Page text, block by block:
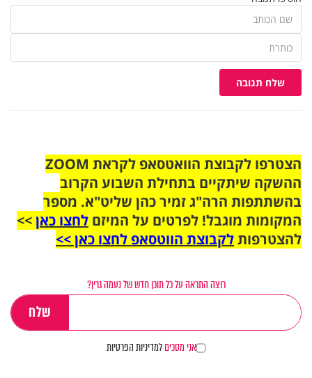
שלח תגובה
הצטרפו לקבוצת הוואטסאפ לקראת ZOOM
ההשקה שיתקיים בתחילת השבוע הקרוב
בהשתתפות הרה"ג זמיר כהן שליט"א. מספר
המקומות מוגבל! לפרטים על המיזם לחצו כאן>>
להצטרפותלקבוצת הווטסאפ לחצו כאן >>
רוצה התראה על כל תוכן חדש של נעמה גרין?
אני מסכיםלמדיניות הפרטיות